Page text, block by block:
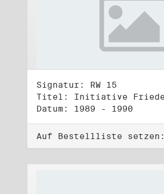
Signatur: RW 15
Datum: 1989 - 1990
Auf Bestellliste setzen: